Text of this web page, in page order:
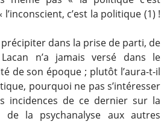
c’est la politique (1) !
dans la prise de parti, de
n’a jamais versé dans le
de son époque ; plutôt l’aura-t-il
pourquoi ne pas s’intéresser
incidences de ce dernier sur la
la psychanalyse aux autres